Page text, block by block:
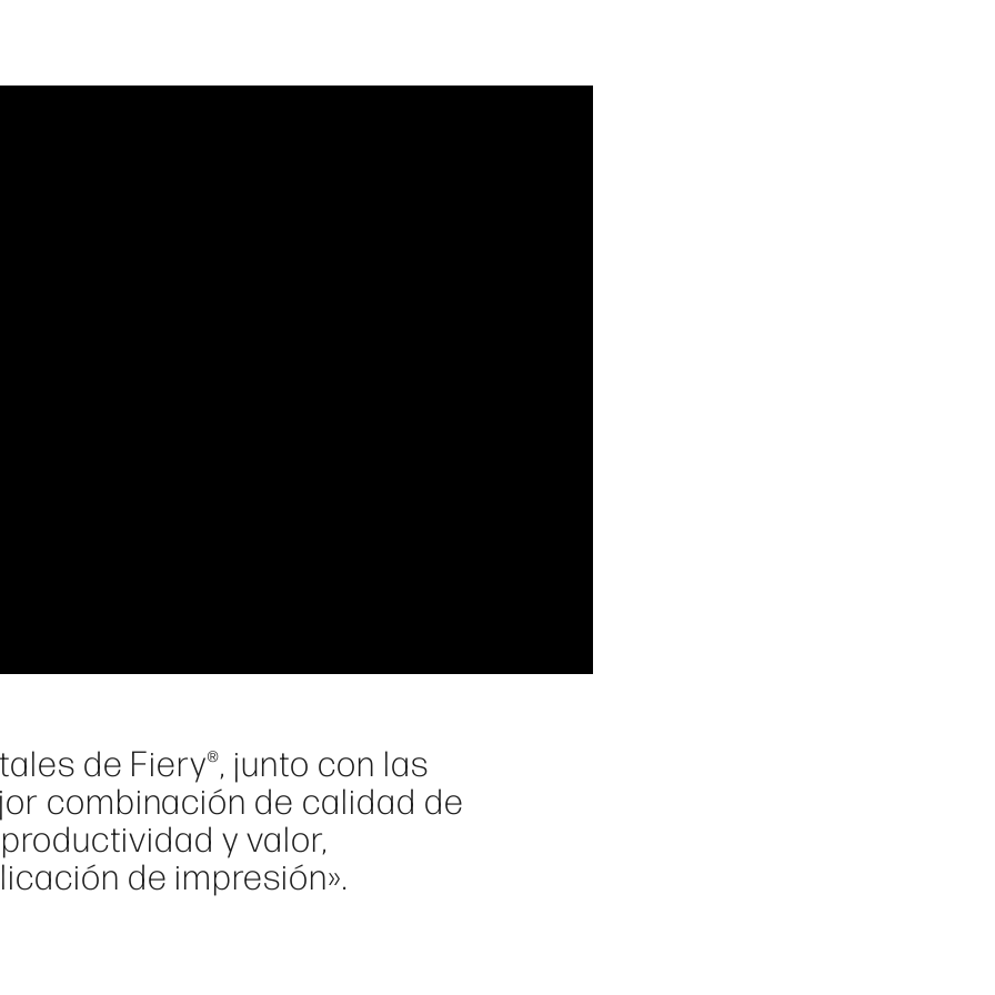
de Fiery®, junto con las
combinación de calidad de
y valor,
de impresión».